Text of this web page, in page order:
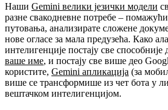
Шта то значи у пракси
Наша посвећеност унапређењу
Наши Gemini велики језички модели
разне свакодневне потребе –
путовања, анализирате сложене
нове огласе за мала предузећа. Како
интелигенције постају све способније
ваше име, и постају све више део
користите, Gemini апликација (за
више се трансформише из чет бота у
вештачком интелигенцијом.